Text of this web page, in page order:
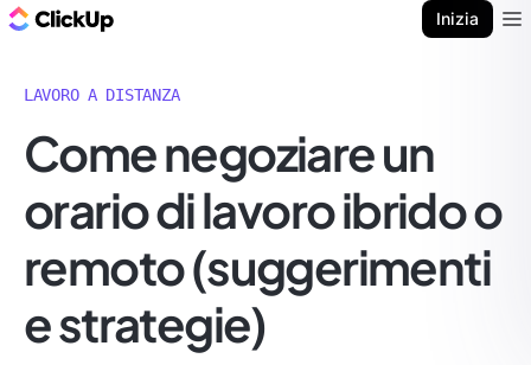
Inizia
LAVORO A DISTANZA
Come negoziare un
orario di lavoro ibrido o
remoto (suggerimenti
e strategie)